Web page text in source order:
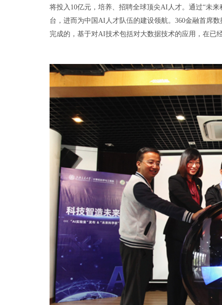
将投入10亿元，培养、招聘全球顶尖AI人才。通过“未
台，进而为中国AI人才队伍的建设领航。360金融首席
完成的，基于对AI技术包括对大数据技术的应用，在已